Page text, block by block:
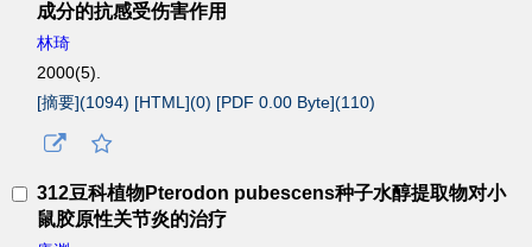
成分的抗感受伤害作用
林琦
2000(5).
[摘要](1094) [HTML](0) [PDF 0.00 Byte](110)
312豆科植物Pterodon pubescens种子水醇提取物对小
鼠胶原性关节炎的治疗